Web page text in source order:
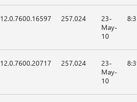
12.0.7600.16597 257,024
23-
May-
10
12.0.7600.20717 257,024
23-
May-
10